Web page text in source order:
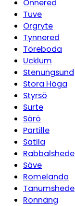
Önnered
Tuve
Örgryte
Tynnered
Töreboda
Ucklum
Stenungsund
Stora Höga
Styrsö
Surte
Särö
Partille
Sätila
Rabbalshede
Säve
Romelanda
Tanumshede
Rönnäng